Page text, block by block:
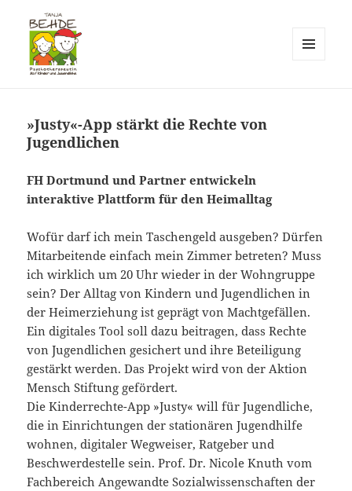
»Justy«-App stärkt die Rechte von
Jugendlichen
FH Dortmund und Partner entwickeln
interaktive Plattform für den Heimalltag
Wofür darf ich mein Taschengeld ausgeben? Dürfen
Mitarbeitende einfach mein Zimmer betreten? Muss
ich wirklich um 20 Uhr wieder in der Wohngruppe
sein? Der Alltag von Kindern und Jugendlichen in
der Heimerziehung ist geprägt von Machtgefällen.
Ein digitales Tool soll dazu beitragen, dass Rechte
von Jugendlichen gesichert und ihre Beteiligung
gestärkt werden. Das Projekt wird von der Aktion
Mensch Stiftung gefördert.
Die Kinderrechte-App »Justy« will für Jugendliche,
die in Einrichtungen der stationären Jugendhilfe
wohnen, digitaler Wegweiser, Ratgeber und
Beschwerdestelle sein. Prof. Dr. Nicole Knuth vom
Fachbereich Angewandte Sozialwissenschaften der